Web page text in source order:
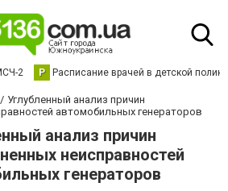
2 Р Расписание врачей в детской
Углубленный анализ причин
автомобильных генераторов
анализ причин
неисправностей
генераторов